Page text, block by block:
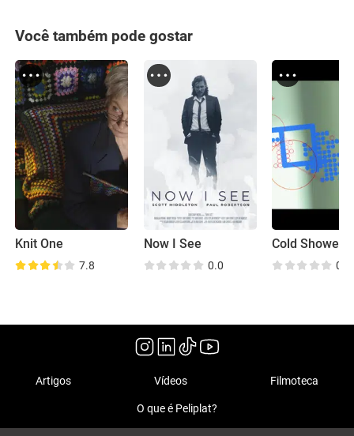
Você também pode gostar
Knit One
7.8
Now I See
0.0
Cold Showers
0.0
Artigos Vídeos Filmoteca
O que é Peliplat?